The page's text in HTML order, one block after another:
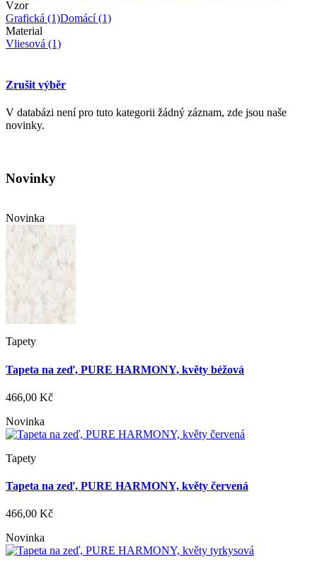
Vzor
Grafická (1)Domácí(1)
Material
Vliesová (1)
Zrušit výběr
V databázi není pro tuto kategorii žádný záznam, zde jsou naše
novinky.
Novinky
Novinka
Tapety
Tapeta na zeď, PURE HARMONY, květy béžová
466,00 Kč
Novinka
Tapety
Tapeta na zeď, PURE HARMONY, květy červená
466,00 Kč
Novinka